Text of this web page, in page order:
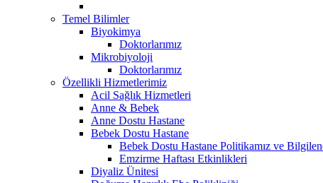
Temel Bilimler
Biyokimya
Doktorlarımız
Mikrobiyoloji
Doktorlarımız
Özellikli Hizmetlerimiz
Acil Sağlık Hizmetleri
Anne & Bebek
Anne Dostu Hastane
Bebek Dostu Hastane
Bebek Dostu Hastane Politikamız ve
Emzirme Haftası Etkinlikleri
Diyaliz Ünitesi